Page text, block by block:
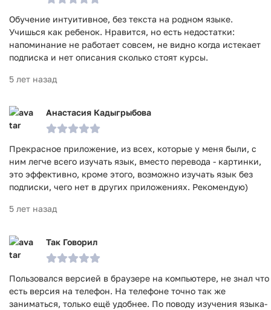
Обучение интуитивное, без текста на родном языке.
Учишься как ребенок. Нравится, но есть недостатки:
напоминание не работает совсем, не видно когда истекает
подписка и нет описания сколько стоят курсы.
5 лет назад
Анастасия Кадыгрыбова
Прекрасное приложение, из всех, которые у меня были, с
ним легче всего изучать язык, вместо перевода - картинки,
это эффективно, кроме этого, возможно изучать язык без
подписки, чего нет в других приложениях. Рекомендую)
5 лет назад
Так Говорил
Пользовался версией в браузере на компьютере, не знал что
есть версия на телефон. На телефоне точно так же
заниматься, только ещё удобнее. По поводу изучения языка-